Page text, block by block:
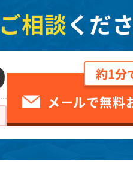
相談くだ
約1分
メールで無料